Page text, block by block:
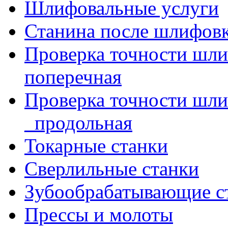
Шлифовальные услуги
Станина после
Проверка точности
поперечная
Проверка точности
_продольная
Токарные станки
Сверлильные станки
Зубообрабатывающие
Прессы и молоты